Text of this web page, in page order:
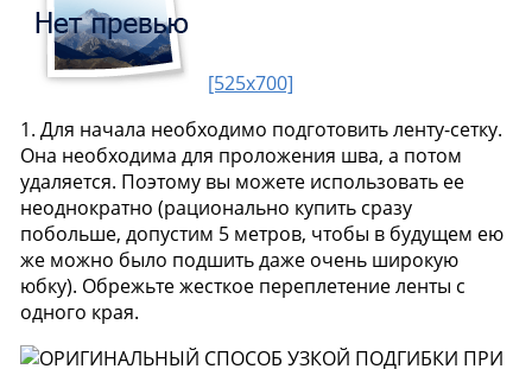
[525x700]
1. Для начала необходимо подготовить ленту-сетку.
Она необходима для проложения шва, а потом
удаляется. Поэтому вы можете использовать ее
неоднократно (рационально купить сразу
побольше, допустим 5 метров, чтобы в будущем ею
же можно было подшить даже очень широкую
юбку). Обрежьте жесткое переплетение ленты с
одного края.